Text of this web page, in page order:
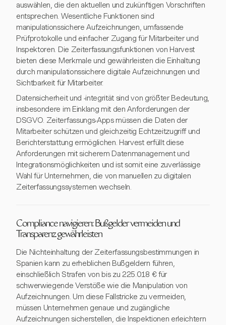
auswählen, die den aktuellen und zukünftigen Vorschriften
entsprechen. Wesentliche Funktionen sind
manipulationssichere Aufzeichnungen, umfassende
Prüfprotokolle und einfacher Zugang für Mitarbeiter und
Inspektoren. Die Zeiterfassungsfunktionen von Harvest
bieten diese Merkmale und gewährleisten die Einhaltung
durch manipulationssichere digitale Aufzeichnungen und
Sichtbarkeit für Mitarbeiter.
Datensicherheit und -integrität sind von größter Bedeutung,
insbesondere im Einklang mit den Anforderungen der
DSGVO. Zeiterfassungs-Apps müssen die Daten der
Mitarbeiter schützen und gleichzeitig Echtzeitzugriff und
Berichterstattung ermöglichen. Harvest erfüllt diese
Anforderungen mit sicherem Datenmanagement und
Integrationsmöglichkeiten und ist somit eine zuverlässige
Wahl für Unternehmen, die von manuellen zu digitalen
Zeiterfassungssystemen wechseln.
Compliance navigieren: Bußgelder vermeiden und
Transparenz gewährleisten
Die Nichteinhaltung der Zeiterfassungsbestimmungen in
Spanien kann zu erheblichen Bußgeldern führen,
einschließlich Strafen von bis zu 225.018 € für
schwerwiegende Verstöße wie die Manipulation von
Aufzeichnungen. Um diese Fallstricke zu vermeiden,
müssen Unternehmen genaue und zugängliche
Aufzeichnungen sicherstellen, die Inspektionen erleichtern